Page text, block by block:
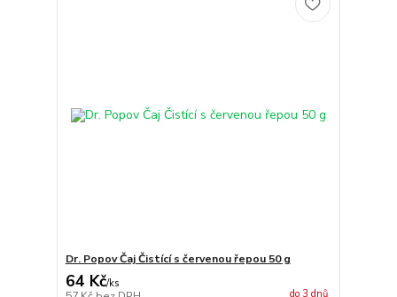
Dr. Popov Čaj Čistící s červenou řepou 50 g
64 Kč/ks
do 3 dnů